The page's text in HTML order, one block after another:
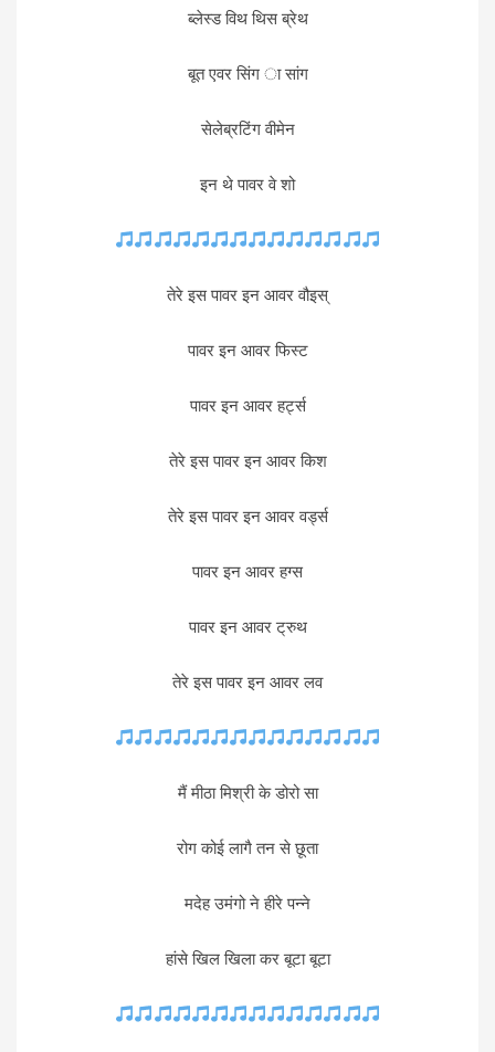
ब्लेस्ड विथ थिस ब्रेथ
बूत एवर सिंग ा सांग
सेलेब्रटिंग वीमेन
इन थे पावर वे शो
तेरे इस पावर इन आवर वौइस्
पावर इन आवर फिस्ट
पावर इन आवर हर्ट्स
तेरे इस पावर इन आवर किश
तेरे इस पावर इन आवर वर्ड्स
पावर इन आवर हग्स
पावर इन आवर ट्रुथ
तेरे इस पावर इन आवर लव
मैं मीठा मिश्री के डोरो सा
रोग कोई लागै तन से छूता
मदेह उमंगो ने हीरे पन्ने
हांसे खिल खिला कर बूटा बूटा